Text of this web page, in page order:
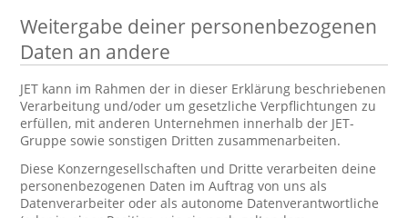
Weitergabe deiner personenbezogenen
Daten an andere
JET kann im Rahmen der in dieser Erklärung beschriebenen
Verarbeitung und/oder um gesetzliche Verpflichtungen zu
erfüllen, mit anderen Unternehmen innerhalb der JET-
Gruppe sowie sonstigen Dritten zusammenarbeiten.
Diese Konzerngesellschaften und Dritte verarbeiten deine
personenbezogenen Daten im Auftrag von uns als
Datenverarbeiter oder als autonome Datenverantwortliche